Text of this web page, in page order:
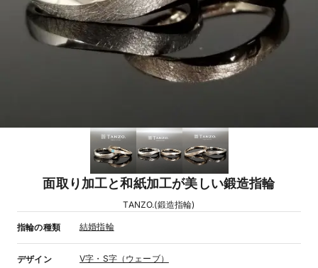
面取り加工と和紙加工が美しい鍛造指輪
TANZO.(鍛造指輪)
指輪の種類 結婚指輪
デザイン V字・S字（ウェーブ）